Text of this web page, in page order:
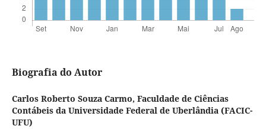
Biografia do Autor
Carlos Roberto Souza Carmo, Faculdade de Ciências
Contábeis da Universidade Federal de Uberlândia (FACIC-
UFU)